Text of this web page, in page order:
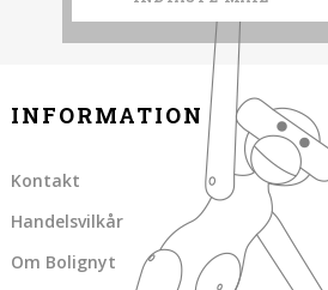
INFORMATION
Kontakt
Handelsvilkår
Om Bolignyt